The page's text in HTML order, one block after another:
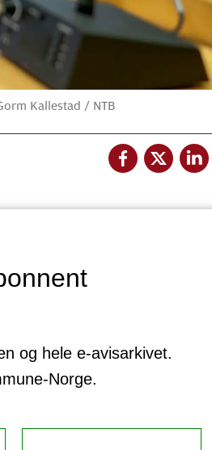
Kallestad / NTB
og hele e-avisarkivet.
Norge.